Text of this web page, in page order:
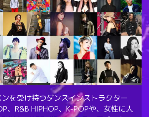
を受け持つダンスインストラクター
、R&B HIPHOP、K-POPや、女性に人